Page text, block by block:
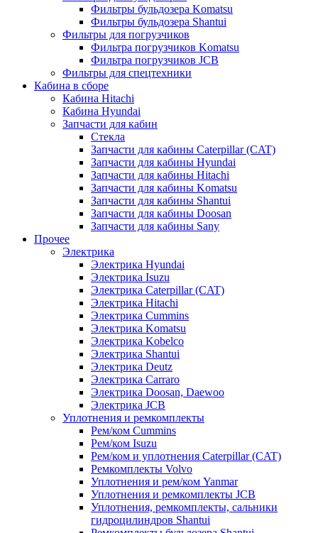
Фильтры бульдозера Komatsu
Фильтры бульдозера Shantui
Фильтры для погрузчиков
Фильтра погрузчиков Komatsu
Фильтра погрузчиков JCB
Фильтры для спецтехники
Кабина в сборе
Кабина Hitachi
Кабина Hyundai
Запчасти для кабин
Стекла
Запчасти для кабины Caterpillar (CAT)
Запчасти для кабины Hyundai
Запчасти для кабины Hitachi
Запчасти для кабины Komatsu
Запчасти для кабины Shantui
Запчасти для кабины Doosan
Запчасти для кабины Sany
Прочее
Электрика
Электрика Hyundai
Электрика Isuzu
Электрика Caterpillar (CAT)
Электрика Hitachi
Электрика Cummins
Электрика Komatsu
Электрика Kobelco
Электрика Shantui
Электрика Deutz
Электрика Carraro
Электрика Doosan, Daewoo
Электрика JCB
Уплотнения и ремкомплекты
Рем/ком Cummins
Рем/ком Isuzu
Рем/ком и уплотнения Caterpillar (CAT)
Ремкомплекты Volvo
Уплотнения и рем/ком Yanmar
Уплотнения и ремкомплекты JCB
Уплотнения, ремкомплекты, сальники
гидроцилиндров Shantui